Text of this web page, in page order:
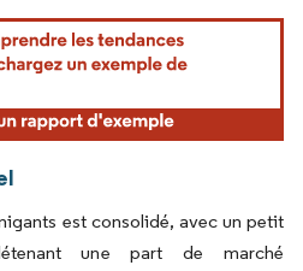
nécessite une attribution sous CC BY
est consolidé, avec un petit
une part de marché